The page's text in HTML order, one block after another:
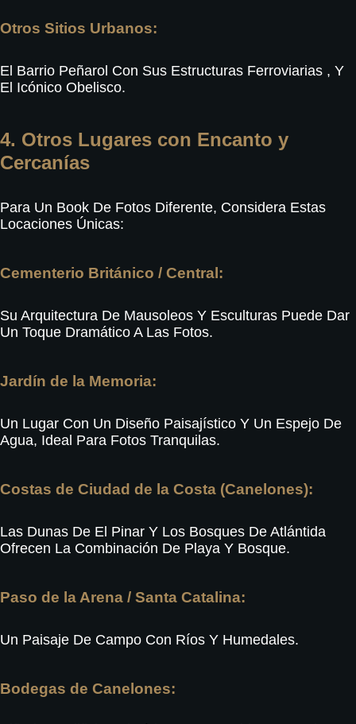
Otros Sitios Urbanos:
El Barrio Peñarol Con Sus Estructuras Ferroviarias , Y
El Icónico Obelisco.
4. Otros Lugares con Encanto y
Cercanías
Para Un Book De Fotos Diferente, Considera Estas
Locaciones Únicas:
Cementerio Británico / Central:
Su Arquitectura De Mausoleos Y Esculturas Puede Dar
Un Toque Dramático A Las Fotos.
Jardín de la Memoria:
Un Lugar Con Un Diseño Paisajístico Y Un Espejo De
Agua, Ideal Para Fotos Tranquilas.
Costas de Ciudad de la Costa (Canelones):
Las Dunas De El Pinar Y Los Bosques De Atlántida
Ofrecen La Combinación De Playa Y Bosque.
Paso de la Arena / Santa Catalina:
Un Paisaje De Campo Con Ríos Y Humedales.
Bodegas de Canelones: